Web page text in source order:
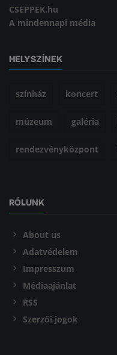
CSEPPEK.hu
A mindennapi média
HELYSZÍNEK
színház koncert
múzeum galéria
rendezvényközpont
RÓLUNK
About us
Adatvédelem
Impresszum
Médiaajánlat
RSS
Szerzői jogok